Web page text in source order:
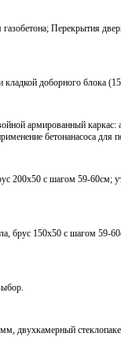
Перекрытия
доборного блока
армированный
бетонанасоса для
200х50 с шагом 59-
брус 150х50 с шагом 59-
двухкамерный